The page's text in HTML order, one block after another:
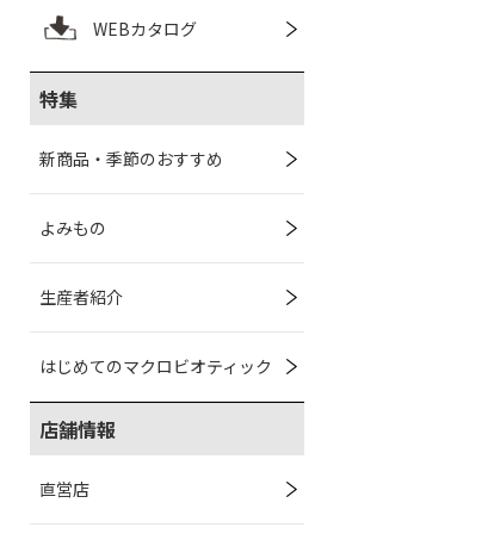
WEBカタログ
特集
新商品・季節のおすすめ
よみもの
生産者紹介
はじめてのマクロビオティック
店舗情報
直営店